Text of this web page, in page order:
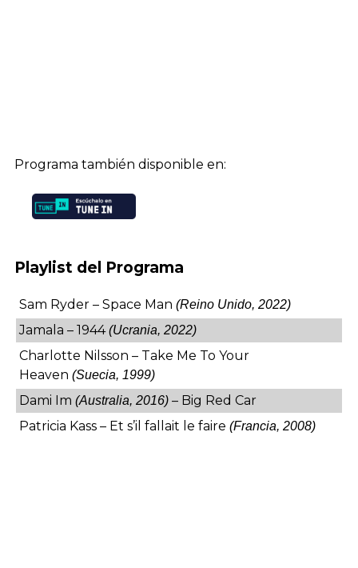
Programa también disponible en:
Playlist del Programa
Sam Ryder – Space Man(Reino Unido, 2022)
Jamala – 1944(Ucrania, 2022)
Charlotte Nilsson – Take Me To Your
Heaven(Suecia, 1999)
Dami Im(Australia, 2016)– Big Red Car
Patricia Kass – Et s’il fallait le faire(Francia, 2008)